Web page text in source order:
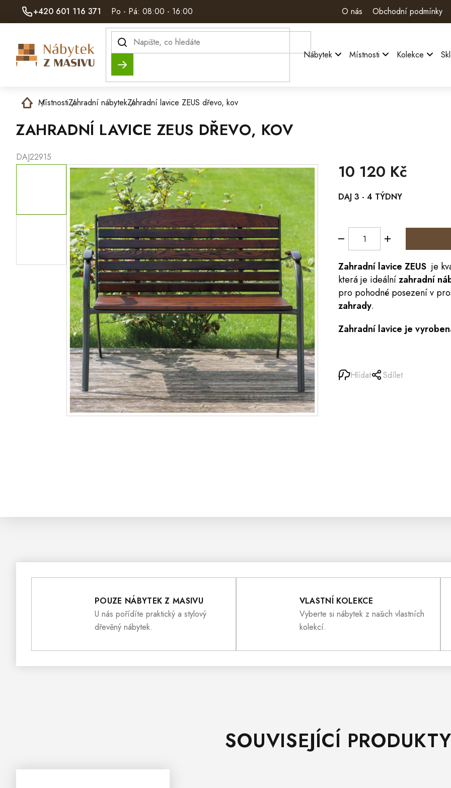
+420 601 116 371 Po - Pá: 08:00 - 16:00 O nás Obchodní podmínky
Hledat Nábytek Místnosti Kolekce
DomůMístnostiZahradní nábytekZahradní lavice ZEUS dřevo, kov
ZAHRADNÍ LAVICE ZEUS DŘEVO, KOV
DAJ22915
10 120 Kč
Měrná
cena:
DAJ 3 - 4 TÝDNY
Zahradní lavice ZEUS je
která je ideálnízahradní
pro pohodné posezení v
zahrady.
Zahradní lavice je
Hlídat Sdílet
POUZE NÁBYTEK Z MASIVU
U nás pořídíte praktický a stylový
dřevěný nábytek.
VLASTNÍ KOLEKCE
Vyberte si nábytek z našich vlastních
kolekcí.
SOUVISEJÍCÍ PRODUKTY